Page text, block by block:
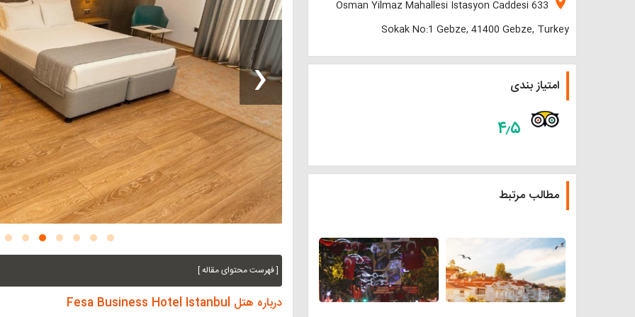
‹
[ فهرست محتوای مقاله ]
درباره هتل Fesa Business Hotel Istanbul
Osman Yilmaz Mahallesi Istasyon Caddesi 633
Sokak No:1 Gebze, 41400 Gebze, Turkey
امتیاز بندی
۴٫۵
مطالب مرتبط